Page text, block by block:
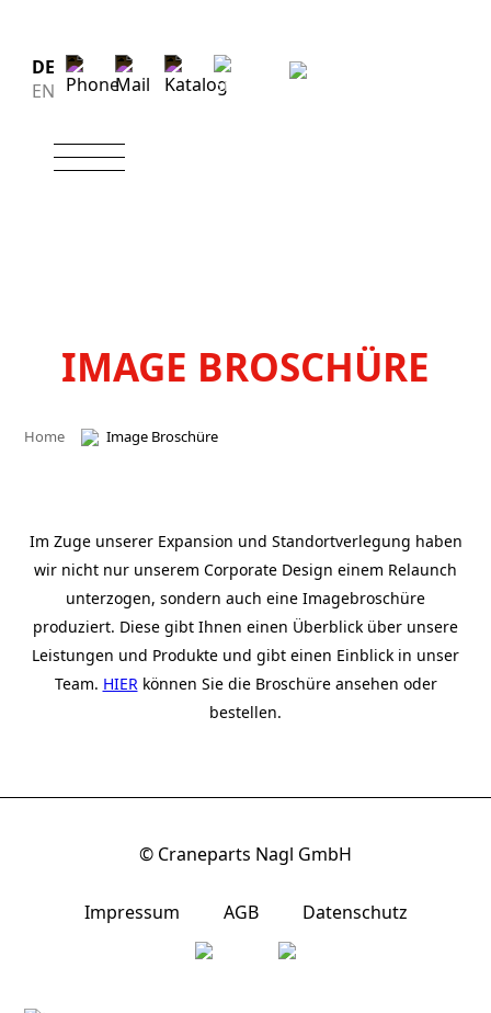
DE
EN
IMAGE BROSCHÜRE
Home Image Broschüre
Im Zuge unserer Expansion und Standortverlegung haben
wir nicht nur unserem Corporate Design einem Relaunch
unterzogen, sondern auch eine Imagebroschüre
produziert. Diese gibt Ihnen einen Überblick über unsere
Leistungen und Produkte und gibt einen Einblick in unser
Team. HIERkönnen Sie die Broschüre ansehen oder
bestellen.
© Craneparts Nagl GmbH
Impressum AGB Datenschutz